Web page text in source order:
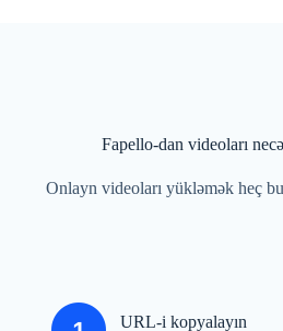
Fapello-dan videoları
Onlayn videoları yükləmək heç bu
URL-i kopyalayın